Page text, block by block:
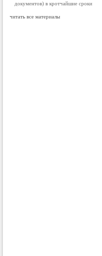
документов) в кротчайшие сроки
читать все материалы